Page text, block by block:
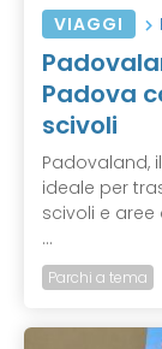
VIAGGI
Padova
scivoli
Padovaland,
ideale per
scivoli e
...
Parchi a tema